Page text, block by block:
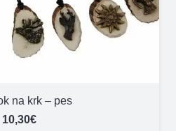
na krk – pes
10,30€